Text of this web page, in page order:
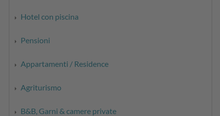
Hotel con piscina
Pensioni
Appartamenti / Residence
Agriturismo
B&B, Garni & camere private